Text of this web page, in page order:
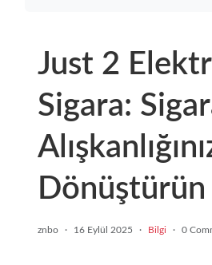
Just 2
Sigara:
Dönüştürün
znbo · 16 Eylül 2025 · Bilgi · 0